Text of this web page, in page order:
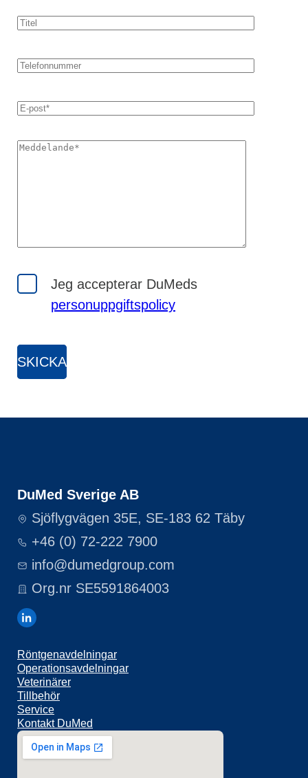
Jeg accepterar DuMeds
personuppgiftspolicy
DuMed Sverige AB
Sjöflygvägen 35E, SE-183 62 Täby
+46 (0) 72-222 7900
info@dumedgroup.com
Org.nr SE5591864003
Röntgenavdelningar
Operationsavdelningar
Veterinärer
Tillbehör
Service
Kontakt DuMed